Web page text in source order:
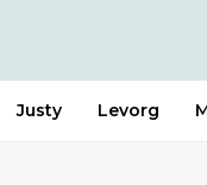
Justy Levorg